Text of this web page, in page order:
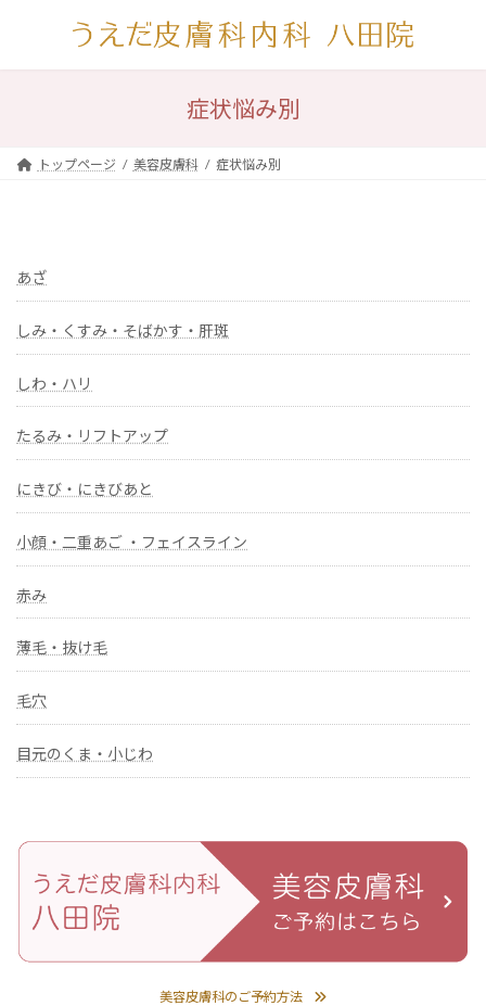
ン
ー
症状悩み別
トップページ 美容皮膚科 症状悩み別
あざ
しみ・くすみ・そばかす・肝斑
しわ・ハリ
たるみ・リフトアップ
にきび・にきびあと
小顔・二重あご ・フェイスライン
赤み
薄毛・抜け毛
毛穴
目元のくま・小じわ
美容皮膚科のご予約方法